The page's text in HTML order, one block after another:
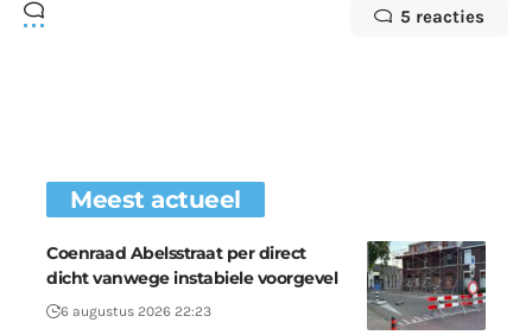
5 reacties
Meest actueel
Coenraad Abelsstraat per direct
dicht vanwege instabiele voorgevel
6 augustus 2026 22:23